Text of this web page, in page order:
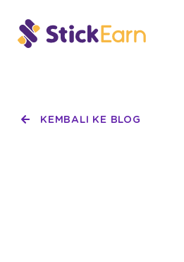
KEMBALI KE BLOG